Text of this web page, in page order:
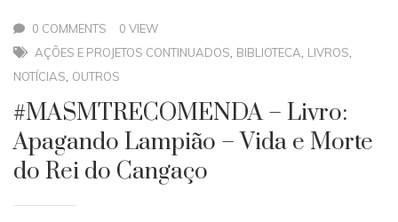
0 COMMENTS
0 VIEW
AÇÕES E PROJETOS CONTINUADOS, BIBLIOTECA, LIVROS,
NOTÍCIAS, OUTROS
#MASMTRECOMENDA – Livro:
Apagando Lampião – Vida e Morte
do Rei do Cangaço